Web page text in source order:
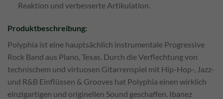
Reaktion und verbesserte Artikulation.
Produktbeschreibung:
Polyphia ist eine hauptsächlich instrumentale Progressive
Rock Band aus Plano, Texas. Durch die Verflechtung von
technischem und virtuosen Gitarrenspiel mit Hip-Hop-, Jazz-
und R&B Einflüssen & Grooves hat Polyphia einen wirklich
einzigartigen und originellen Sound geschaffen. Ibanez